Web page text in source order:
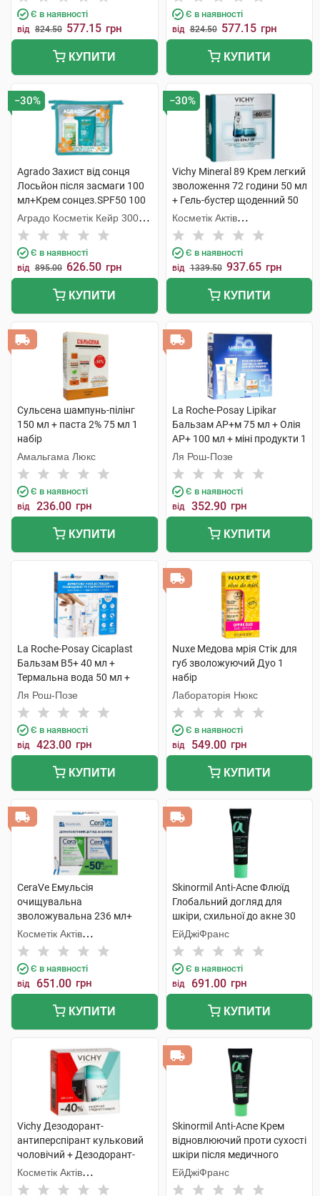
Є в наявності
від 824.50 577.15 грн
КУПИТИ
Є в наявності
від 824.50 577.15 грн
КУПИТИ
−30%
Agrado Захист від сонця
Лосьйон після засмаги 100
мл+Крем сонцез.SPF50 100
мл+Міст SPF50 75
мл+косметичка 1 набір
Аградо Косметік Кейр 3000
С.Л.У.
Є в наявності
від 895.00 626.50 грн
КУПИТИ
−30%
Vichy Mineral 89 Крем легкий
зволоження 72 години 50 мл
+ Гель-бустер щоденний 50
мл 1 набір
Косметік Актів
Інтернаціональ
Є в наявності
від 1339.50 937.65 грн
КУПИТИ
Сульсена шампунь-пілінг
150 мл + паста 2% 75 мл 1
набір
Амальгама Люкс
Є в наявності
від 236.00 грн
КУПИТИ
La Roche-Posay Lipikar
Бальзам AP+м 75 мл + Олія
AP+ 100 мл + міні продукти 1
набір
Ля Рош-Позе
Є в наявності
від 352.90 грн
КУПИТИ
La Roche-Posay Cicaplast
Бальзам B5+ 40 мл +
Термальна вода 50 мл +
Lipikar Syndet AP+ Крем-гель
15 мл + AntheliosUVA 400 1
набір
Ля Рош-Позе
Є в наявності
від 423.00 грн
КУПИТИ
Nuxe Медова мрія Стік для
губ зволожуючий Дуо 1
набір
Лабораторія Нюкс
Є в наявності
від 549.00 грн
КУПИТИ
CeraVe Емульсія
очищувальна
зволожувальна 236 мл+
молочко зволожувальне
236 мл 1 набір
Косметік Актів
Інтернаціональ
Є в наявності
від 651.00 грн
КУПИТИ
Skinormil Anti-Acne Флюїд
Глобальний догляд для
шкіри, схильної до акне 30
мл 1 туба
ЕйДжіФранс
Є в наявності
від 691.00 грн
КУПИТИ
Vichy Дезодорант-
антиперспірант кульковий
чоловічий + Дезодорант-
антипреспірант кульковий
жіночий 48 годин 1 набір
Косметік Актів
Інтернаціональ
Skinormil Anti-Acne Крем
відновлюючий проти сухості
шкіри після медичного
лікування 50 мл 1 туба
ЕйДжіФранс